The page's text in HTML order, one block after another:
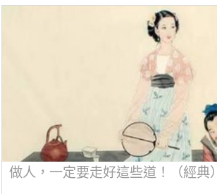
做人，一定要走好這些道！（經典）